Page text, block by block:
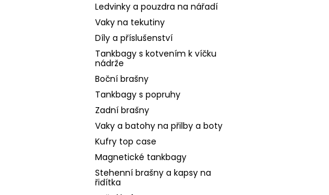
Ledvinky a pouzdra na nářadí
Vaky na tekutiny
Díly a příslušenství
Tankbagy s kotvením k víčku
nádrže
Boční brašny
Tankbagy s popruhy
Zadní brašny
Vaky a batohy na přilby a boty
Kufry top case
Magnetické tankbagy
Stehenní brašny a kapsy na
řidítka